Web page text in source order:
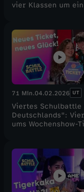
vier Klassen um
71 Min.04.02.2026 UT
Viertes Schulbattle
Deutschlands":
ums Wochenshow-